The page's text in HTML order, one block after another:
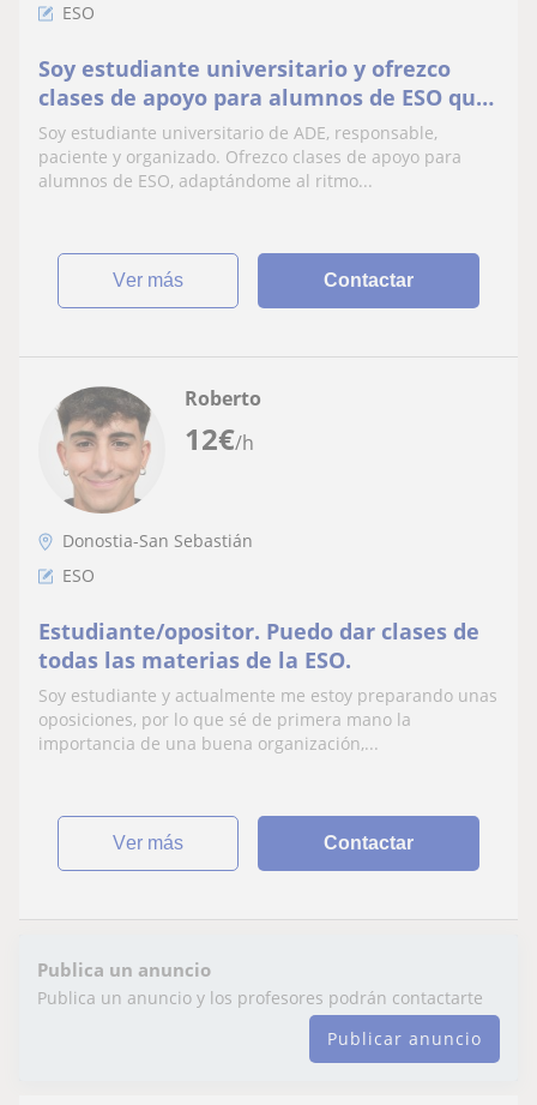
ESO
Soy estudiante universitario y ofrezco
clases de apoyo para alumnos de ESO que
quieran mejorar tanto en sus asignaturas
Soy estudiante universitario de ADE, responsable,
paciente y organizado. Ofrezco clases de apoyo para
alumnos de ESO, adaptándome al ritmo...
ver más Contactar
12€/h
Roberto
Donostia-San Sebastián
ESO
Estudiante/opositor. Puedo dar clases de
todas las materias de la ESO.
Soy estudiante y actualmente me estoy preparando unas
oposiciones, por lo que sé de primera mano la
importancia de una buena organización,...
ver más Contactar
Publica un anuncio
Publica un anuncio y los profesores podrán contactarte
Publicar anuncio